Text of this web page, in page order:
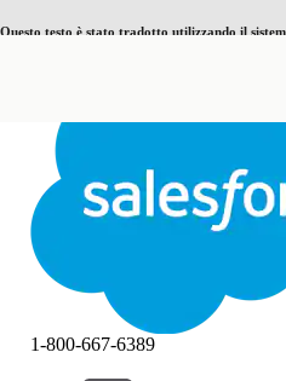
Questo testo è stato tradotto utilizzando il
Chiudi Chiudi
1-800-667-6389